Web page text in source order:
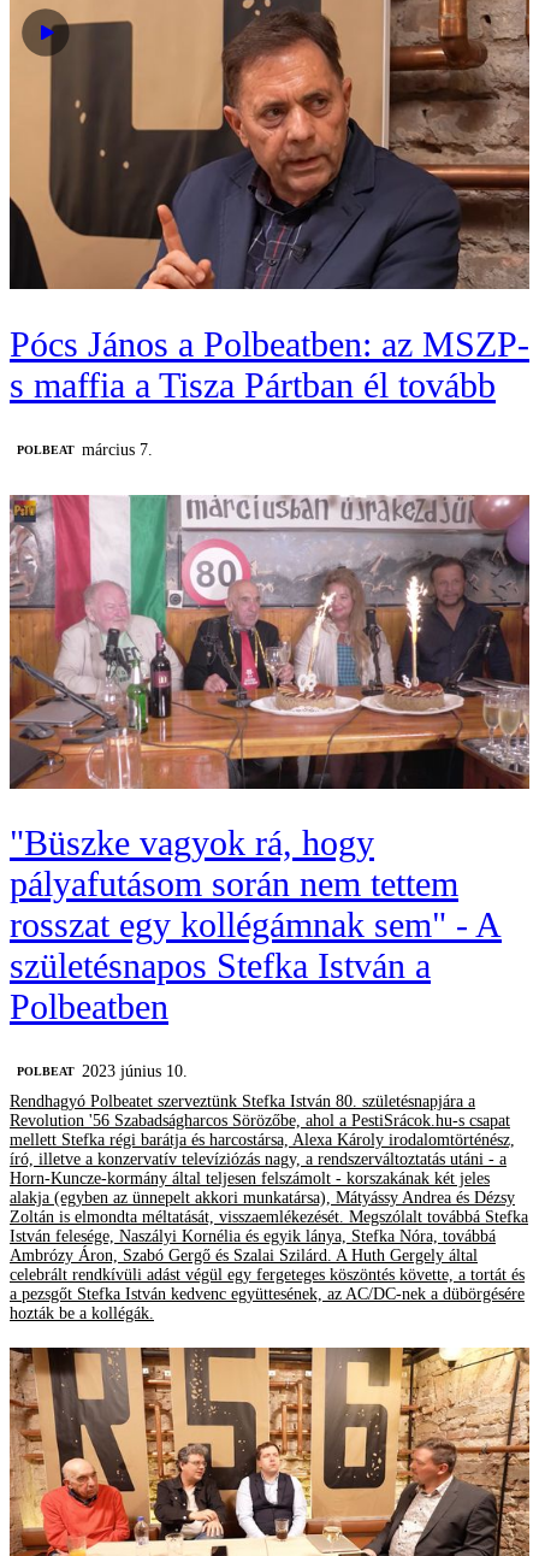
Pócs János a Polbeatben: az MSZP-
s maffia a Tisza Pártban él tovább
‎POLBEAT március 7.
"Büszke vagyok rá, hogy
pályafutásom során nem tettem
rosszat egy kollégámnak sem" - A
születésnapos Stefka István a
Polbeatben
‎POLBEAT 2023 június 10.
Rendhagyó Polbeatet szerveztünk Stefka István 80. születésnapjára a
Revolution '56 Szabadságharcos Sörözőbe, ahol a PestiSrácok.hu-s csapat
mellett Stefka régi barátja és harcostársa, Alexa Károly irodalomtörténész,
író, illetve a konzervatív televíziózás nagy, a rendszerváltoztatás utáni - a
Horn-Kuncze-kormány által teljesen felszámolt - korszakának két jeles
alakja (egyben az ünnepelt akkori munkatársa), Mátyássy Andrea és Dézsy
Zoltán is elmondta méltatását, visszaemlékezését. Megszólalt továbbá Stefka
István felesége, Naszályi Kornélia és egyik lánya, Stefka Nóra, továbbá
Ambrózy Áron, Szabó Gergő és Szalai Szilárd. A Huth Gergely által
celebrált rendkívüli adást végül egy fergeteges köszöntés követte, a tortát és
a pezsgőt Stefka István kedvenc együttesének, az AC/DC-nek a dübörgésére
hozták be a kollégák.